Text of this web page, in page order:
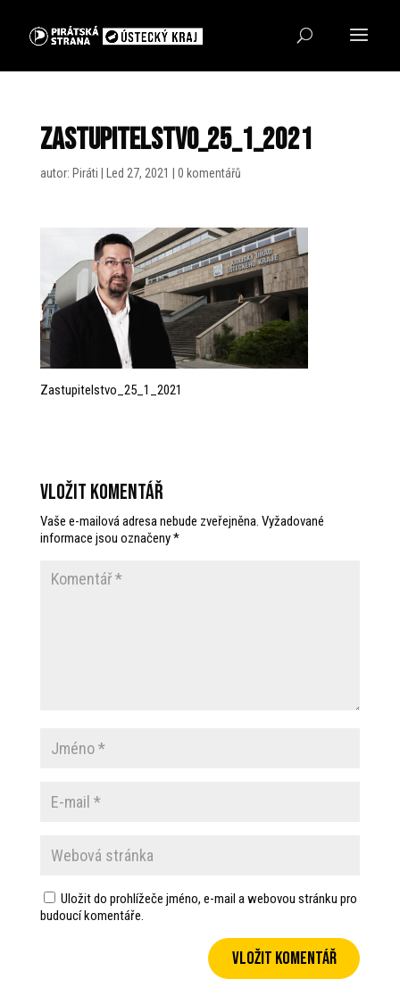
Zastupitelstvo_25_1_2021
autor: Piráti Led 27, 2021 0 komentářů
Zastupitelstvo_25_1_2021
Vložit komentář
Vaše e-mailová adresa nebude zveřejněna. Vyžadované
informace jsou označeny*
Uložit do prohlížeče jméno, e-mail a webovou stránku pro
budoucí komentáře.